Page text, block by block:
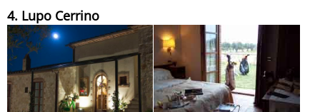
4. Lupo Cerrino